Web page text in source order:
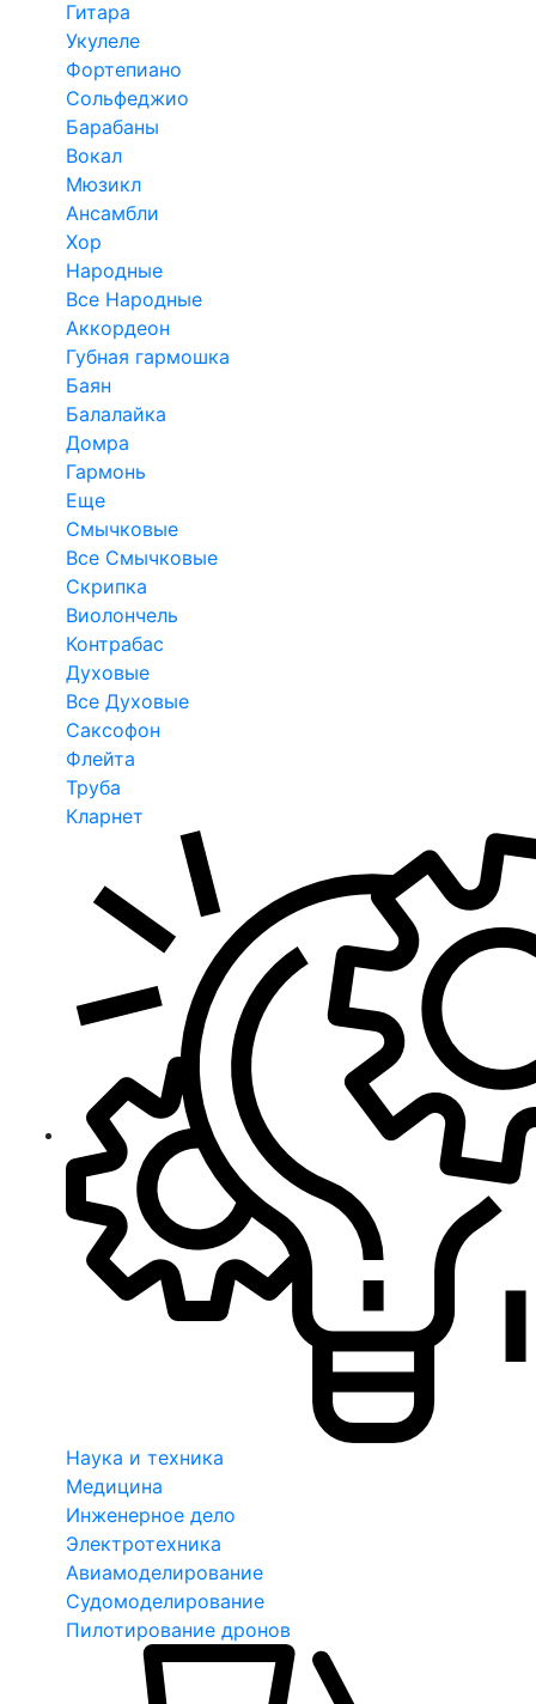
Гитара
Укулеле
Фортепиано
Сольфеджио
Барабаны
Вокал
Мюзикл
Ансамбли
Хор
Народные
Все Народные
Аккордеон
Губная гармошка
Баян
Балалайка
Домра
Гармонь
Еще
Смычковые
Все Смычковые
Скрипка
Виолончель
Контрабас
Духовые
Все Духовые
Саксофон
Флейта
Труба
Кларнет
Наука и техника
Медицина
Инженерное дело
Электротехника
Авиамоделирование
Судомоделирование
Пилотирование дронов